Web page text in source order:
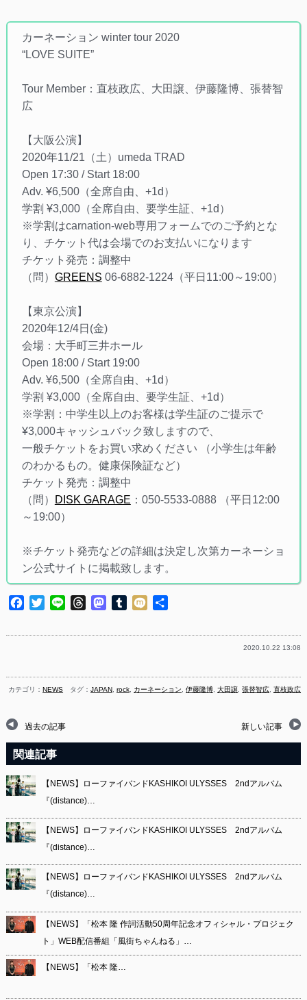
カーネーション winter tour 2020
“LOVE SUITE”
Tour Member：直枝政広、大田譲、伊藤隆博、張替智
広
【大阪公演】
2020年11/21（土）umeda TRAD
Open 17:30 / Start 18:00
Adv. ¥6,500（全席自由、+1d）
学割 ¥3,000（全席自由、要学生証、+1d）
※学割はcarnation-web専用フォームでのご予約とな
り、チケット代は会場でのお支払いになります
チケット発売：調整中
（問） GREENS 06-6882-1224（平日11:00～19:00）
【東京公演】
2020年12/4日(金)
会場：大手町三井ホール
Open 18:00 / Start 19:00
Adv. ¥6,500（全席自由、+1d）
学割 ¥3,000（全席自由、要学生証、+1d）
※学割：中学生以上のお客様は学生証のご提示で
¥3,000キャッシュバック致しますので、
一般チケットをお買い求めください （小学生は年齢
のわかるもの。健康保険証など）
チケット発売：調整中
（問）
DISK GARAGE ：050-5533-0888 （平日12:00
～19:00）
※チケット発売などの詳細は決定し次第カーネーショ
ン公式サイトに掲載致します。
Facebook
TwitterLine ThreadsMastodon
Tumblr
Mixi
2020.10.22 13:08
カテゴリ：NEWS タグ：JAPAN ,rock カーネーション ,伊藤隆博 ,大田譲 ,張替智広 ,直枝政広
過去の記事 新しい記事
関連記事
【NEWS】ローファイバンドKASHIKOI ULYSSES 2ndアルバム
『(distance)…
【NEWS】ローファイバンドKASHIKOI ULYSSES 2ndアルバム
『(distance)…
【NEWS】ローファイバンドKASHIKOI ULYSSES 2ndアルバム
『(distance)…
【NEWS】「松本 隆 作詞活動50周年記念オフィシャル・プロジェク
ト」WEB配信番組「風街ちゃんねる」…
【NEWS】「松本 隆…